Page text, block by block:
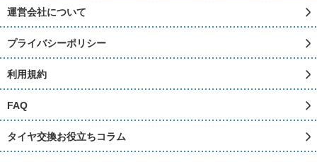
運営会社について
プライバシーポリシー
利用規約
FAQ
タイヤ交換お役立ちコラム